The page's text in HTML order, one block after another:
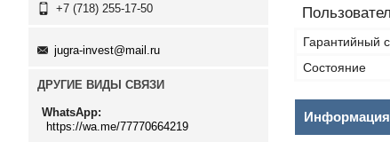
Гарантийный
Состояние
Информация
+7 (718) 255-17-50
jugra-invest@mail.ru
ДРУГИЕ ВИДЫ СВЯЗИ
WhatsApp
https://wa.me/77770664219